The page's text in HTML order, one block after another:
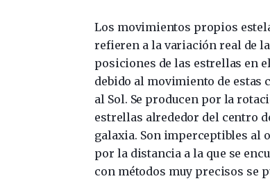
Los movimientos propios
refieren a la variación real de
posiciones de las estrellas en
debido al movimiento de estas
al Sol. Se producen por la
estrellas alrededor del centro
galaxia. Son imperceptibles al
por la distancia a la que se
con métodos muy precisos se